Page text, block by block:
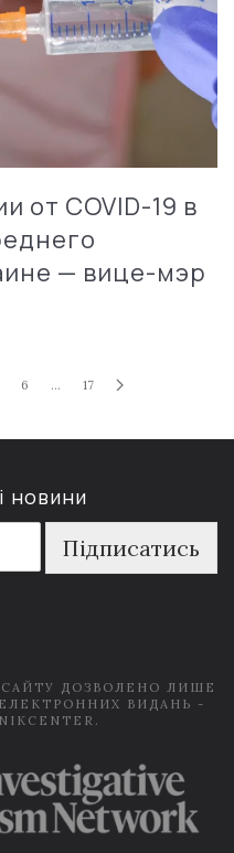
от COVID-19 в
— вице-мэр
6 … 17
новини
Підписатись
ДОЗВОЛЕНО ЛИШЕ
ВИДАНЬ -